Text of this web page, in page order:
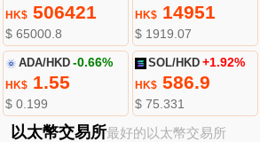
HK$506421
$ 65000.8
HK$ 14951
$ 1919.07
ADA/HKD -0.66%
HK$1.55
$ 0.199
SOL/HKD +1.92%
HK$ 586.9
$ 75.331
以太幣交易所最好的以太幣交易所